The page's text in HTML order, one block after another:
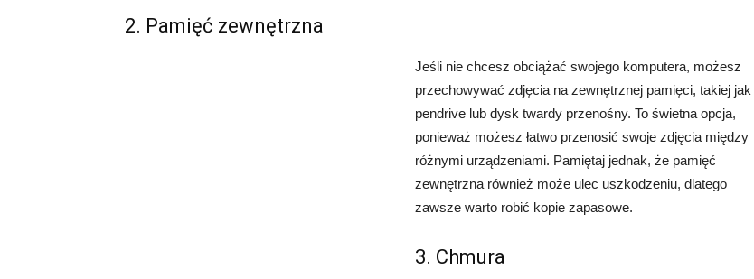
2. Pamięć zewnętrzna
Jeśli nie chcesz obciążać swojego komputera, możesz
przechowywać zdjęcia na zewnętrznej pamięci, takiej jak
pendrive lub dysk twardy przenośny. To świetna opcja,
ponieważ możesz łatwo przenosić swoje zdjęcia między
różnymi urządzeniami. Pamiętaj jednak, że pamięć
zewnętrzna również może ulec uszkodzeniu, dlatego
zawsze warto robić kopie zapasowe.
3. Chmura